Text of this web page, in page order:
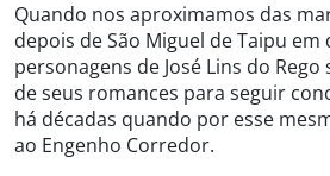
Quando nos aproximamos das
depois de São Miguel de Taipu em
personagens de José Lins do
de seus romances para seguir
há décadas quando por esse
ao Engenho Corredor.